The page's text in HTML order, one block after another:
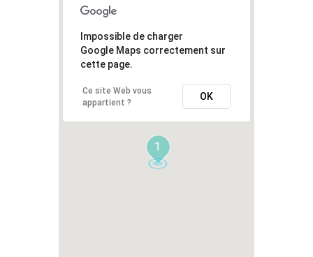
1
Impossible de charger
Google Maps correctement sur
cette page.
Ce site Web vous
appartient ?
OK